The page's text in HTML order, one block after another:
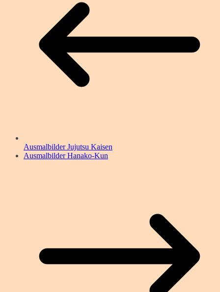
Ausmalbilder Jujutsu Kaisen
Ausmalbilder Hanako-Kun